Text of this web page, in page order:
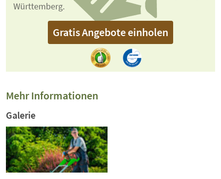
Württemberg.
Gratis Angebote einholen
Mehr Informationen
Galerie